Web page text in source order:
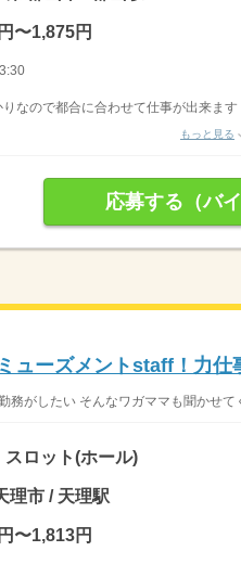
〜1,875円
なので都合に合わせて仕事が出来ま
もっと見る
応募する（バ
ューズメントstaff！力
務がしたい そんなワガママも聞かせ
スロット(ホール)
理市 / 天理駅
〜1,813円